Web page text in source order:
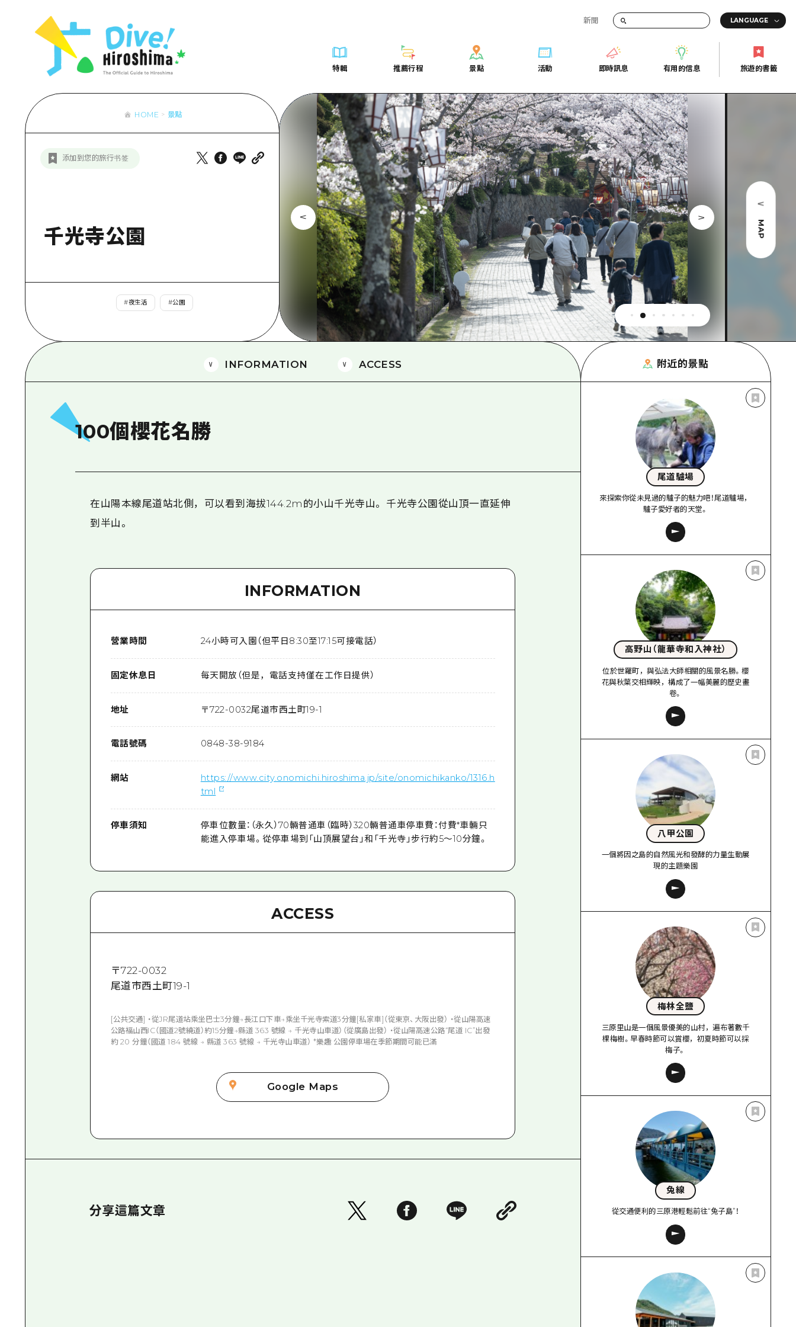
新聞
特輯
藝術
騎自行車
購物
運動
夜晚生活
世界遺產
學習·體驗
標準
歷史·文化
治癒
自然
推薦行程
Dive! Hiroshima 官方向導
廣島隨意旅行
廣島市內
安芸
答對了
美北
藝北
宮島周邊
東山口
短途旅行
半天
一日遊
1晚2天
2晚3天
景點
列表
廣島市內
安芸
答對了
美北
藝北
宮島周邊
東山口
愛媛
島根
活動
即時訊息
有用的信息
列表
存取
輔助流量摘要
設施擁堵
超值遊覽門票
行李寄存及運送服務
廣島好客通行證
廣島免費 Wi-Fi
面向外國遊客的街角旅遊信息中心
志願者指南
廣島視頻
常見問題
照片下載
災難發生期間的交通資訊
廣島縣觀光宣傳冊
旅遊的書籤
美食·酒水 世界遺產
歷史·文化
自然
Dive! Hiroshima 官方向導
藝北
宮島周邊
東山口
2晚3天
美北
藝北
宮島周邊
東山口
愛媛
島根
超值遊覽門票
行李寄存及運送服務
廣島免費 Wi-Fi
面向外國遊客的街角旅遊信息中心
廣島視頻
災難發生期間的交通資訊
HOME 景點
添加到您的旅行书签
千光寺公園
#夜生活 #公園
MAP
INFORMATION ACCESS
100個櫻花名勝
在山陽本線尾道站北側，可以看到海拔144.2m的小山千光寺山。 千光寺公園從山頂一直延伸
到半山。
INFORMATION
營業時間 24小時可入園（但平日8:30至17:15可接電話）
固定休息日 每天開放（但是，電話支持僅在工作日提供）
地址 〒722-0032尾道市西土町19-1
電話號碼 0848-38-9184
網站
https://www.city.onomichi.hiroshima.jp/site/onomichikanko/1316.h
tml
停車須知
停車位數量：（永久）70輛普通車（臨時）320輛普通車停車費：付費*車輛只
能進入停車場。從停車場到「山頂展望台」和「千光寺」步行約5～10分鐘。
ACCESS
〒722-0032
尾道市西土町19-1
[公共交通] ・從JR尾道站乘坐巴士3分鐘→長江口下車→乘坐千光寺索道3分鐘[私家車]（從東京、大阪出發） ・從山陽高速
公路福山西IC（國道2號繞道）約15分鐘→縣道 363 號線 → 千光寺山車道）（從廣島出發） ・從山陽高速公路“尾道 IC”出發
約 20 分鐘（國道 184 號線 → 縣道 363 號線 → 千光寺山車道） *樂趣 公園停車場在季節期間可能已滿
Google Maps
分享這篇文章
附近的景點
尾道驢場
來探索你從未見過的驢子的魅力吧！尾道驢場，
驢子愛好者的天堂。
高野山（龍華寺和入神社）
位於世羅町，與弘法大師相關的風景名勝。櫻
花與秋葉交相輝映，構成了一幅美麗的歷史畫
卷。
八甲公園
一個將因之島的自然風光和發酵的力量生動展
現的主題樂園
梅林全鹽
三原里山是一個風景優美的山村，遍布著數千
棵梅樹。早春時節可以賞櫻，初夏時節可以採
梅子。
兔線
從交通便利的三原港輕鬆前往“兔子島”！